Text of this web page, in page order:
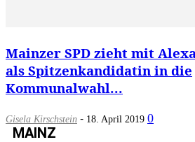
Mainzer SPD zieht mit
als Spitzenkandidatin in die
Kommunalwahl...
Gisela Kirschstein - 18. April 2019 0
MAINZ